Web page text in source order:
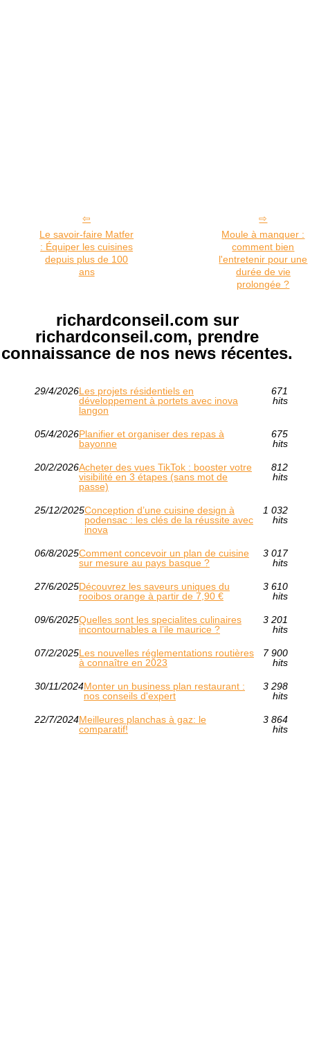
Le savoir-faire Matfer
: Équiper les cuisines
depuis plus de 100
ans
Moule à manquer :
comment bien
l'entretenir pour une
durée de vie
prolongée ?
richardconseil.com sur
richardconseil.com, prendre
connaissance de nos news récentes.
29/4/2026Les projets résidentiels en
développement à portets avec inova
langon
671
hits
05/4/2026Planifier et organiser des repas à
bayonne
675
hits
20/2/2026Acheter des vues TikTok : booster votre
visibilité en 3 étapes (sans mot de
passe)
812
hits
25/12/2025Conception d’une cuisine design à
podensac : les clés de la réussite avec
inova
1 032
hits
06/8/2025Comment concevoir un plan de cuisine
sur mesure au pays basque ?
3 017
hits
27/6/2025Découvrez les saveurs uniques du
rooibos orange à partir de 7,90 €
3 610
hits
09/6/2025Quelles sont les specialites culinaires
incontournables a l’ile maurice ?
3 201
hits
07/2/2025Les nouvelles réglementations routières
à connaître en 2023
7 900
hits
30/11/2024Monter un business plan restaurant​ :
nos conseils d'expert
3 298
hits
22/7/2024Meilleures planchas à gaz: le
comparatif!
3 864
hits